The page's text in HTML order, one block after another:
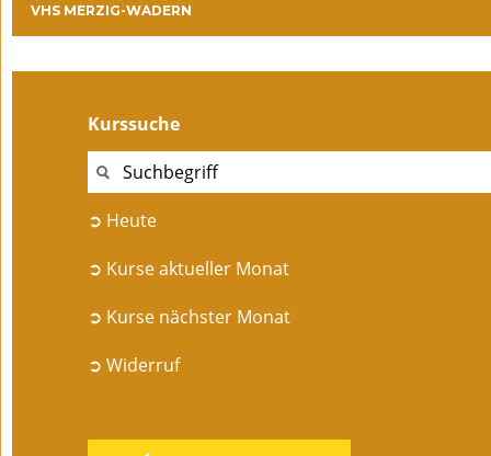
VHS MERZIG-WADERN
Kurssuche
➲ Heute
➲ Kurse aktueller Monat
➲ Kurse nächster Monat
➲ Widerruf